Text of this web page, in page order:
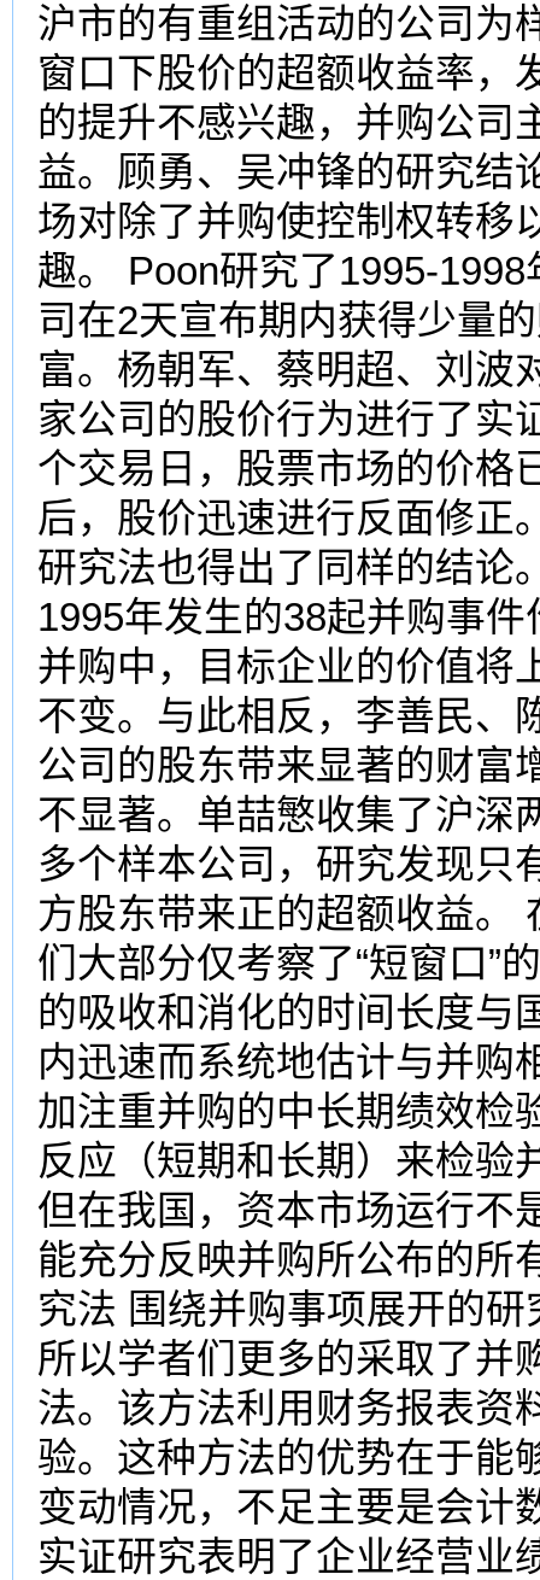
沪市的有重组活动的公司为
窗口下股价的超额收益率，
的提升不感兴趣，并购公司
益。顾勇、吴冲锋的研究结
场对除了并购使控制权转移
趣。 Poon研究了1995-
司在2天宣布期内获得少量
富。杨朝军、蔡明超、刘波
家公司的股价行为进行了实
个交易日，股票市场的价格
后，股价迅速进行反面修正
研究法也得出了同样的结论
1995年发生的38起并购事
并购中，目标企业的价值将
不变。与此相反，李善民、
公司的股东带来显著的财富
不显著。单喆慜收集了沪深
多个样本公司，研究发现只
方股东带来正的超额收益。
们大部分仅考察了“短窗口”
的吸收和消化的时间长度与
内迅速而系统地估计与并购
加注重并购的中长期绩效检
反应（短期和长期）来检验
但在我国，资本市场运行不
能充分反映并购所公布的所
究法 围绕并购事项展开的
所以学者们更多的采取了并
法。该方法利用财务报表资
验。这种方法的优势在于能
变动情况，不足主要是会计
实证研究表明了企业经营业